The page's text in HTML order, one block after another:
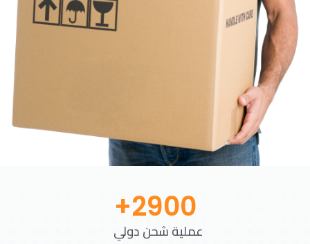
+2900
عملية شحن دولي